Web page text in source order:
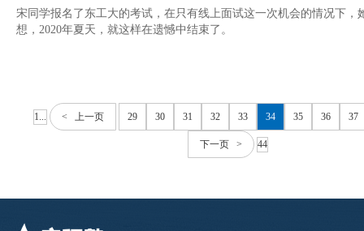
宋同学报名了东工大的考试，在只有线上面试这一次机会的情况下，
想，2020年夏天，就这样在遗憾中结束了。
1... < 上一页 29 30 31 32 33 34 35 36 37
下一页 > 44